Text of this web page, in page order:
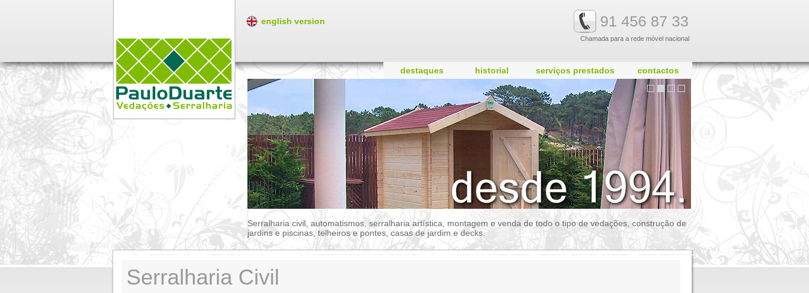
english version 91 456 87 33
Chamada para a rede móvel nacional
destaques historial serviços prestados contactos
Serralharia civil, automatismos, serralharia artística, montagem e venda de todo o tipo de vedações, construção de
jardins e piscinas, telheiros e pontes, casas de jardim e decks.
Serralharia Civil